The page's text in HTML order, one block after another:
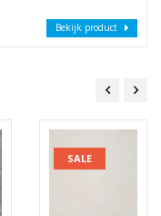
Bekijk product
SALE